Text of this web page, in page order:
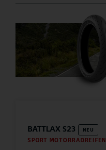
BATTLAX S23 NEU
SPORT MOTORRADREIFEN